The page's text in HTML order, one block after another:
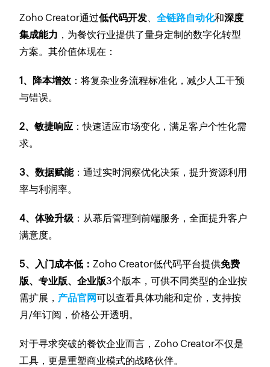
Zoho Creator通过低代码开发 、全链路自动化和深度
集成能力 ，为餐饮行业提供了量身定制的数字化转型
方案。其价值体现在：
1、降本增效 ：将复杂业务流程标准化，减少人工干预
与错误。
2、敏捷响应 ：快速适应市场变化，满足客户个性化需
求。
3、数据赋能：通过实时洞察优化决策，提升资源利用
率与利润率。
4、体验升级 ：从幕后管理到前端服务，全面提升客户
满意度。
5、入门成本低： Zoho Creator低代码平台提供免费
版、专业版、企业版3个版本，可供不同类型的企业按
需扩展， 产品官网可以查看具体功能和定价，支持按
月/年订阅，价格公开透明。
对于寻求突破的餐饮企业而言，Zoho Creator不仅是
工具，更是重塑商业模式的战略伙伴。